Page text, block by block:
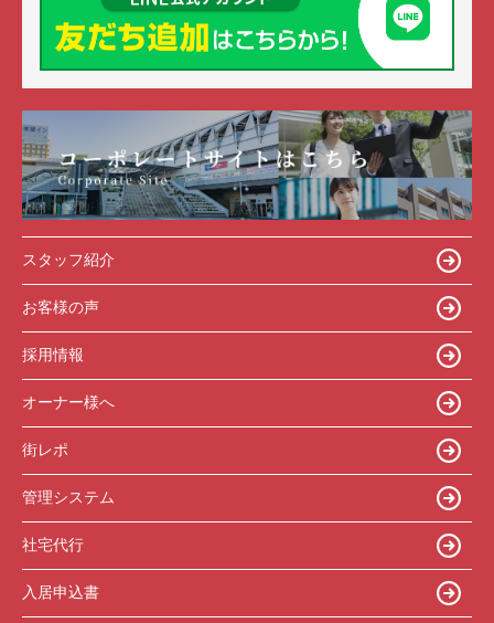
スタッフ紹介
お客様の声
採用情報
オーナー様へ
街レポ
管理システム
社宅代行
入居申込書